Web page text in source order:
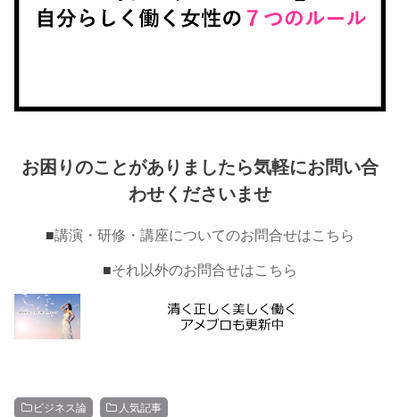
お困りのことがありましたら気軽にお問い合
わせくださいませ
■講演・研修・講座についてのお問合せはこちら
■それ以外のお問合せはこちら
ビジネス論 人気記事